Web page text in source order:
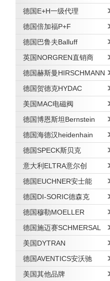
德国E+H一级代理
德国倍加福P+F
德国巴鲁夫Balluff
英国NORGREN直销商
德国赫斯曼HIRSCHMANN
德国贺德克HYDAC
美国MAC电磁阀
德国博恩斯坦Bernstein
德国海德汉heidenhain
德国SPECK斯贝克
意大利ELTRA意尔创
德国EUCHNER安士能
德国DI-SORIC德森克
德国穆勒MOELLER
德国施迈赛SCHMERSAL
美国DYTRAN
德国AVENTICS安沃驰
美国其他品牌